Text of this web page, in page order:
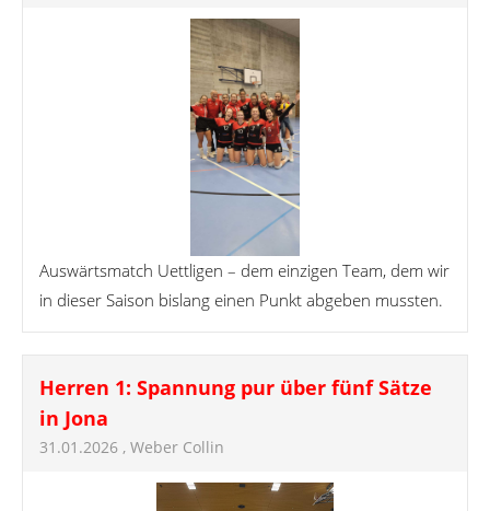
Auswärtsmatch Uettligen – dem einzigen Team, dem wir
in dieser Saison bislang einen Punkt abgeben mussten.
Herren 1: Spannung pur über fünf Sätze
in Jona
31.01.2026 , Weber Collin